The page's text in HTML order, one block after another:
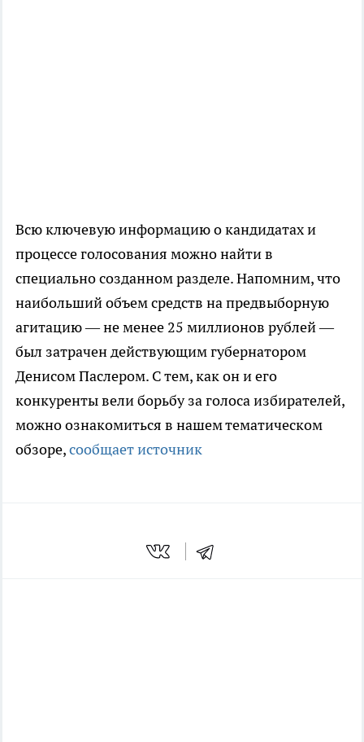
Всю ключевую информацию о кандидатах и
процессе голосования можно найти в
специально созданном разделе. Напомним, что
наибольший объем средств на предвыборную
агитацию — не менее 25 миллионов рублей —
был затрачен действующим губернатором
Денисом Паслером. С тем, как он и его
конкуренты вели борьбу за голоса избирателей,
можно ознакомиться в нашем тематическом
обзоре,сообщает источник